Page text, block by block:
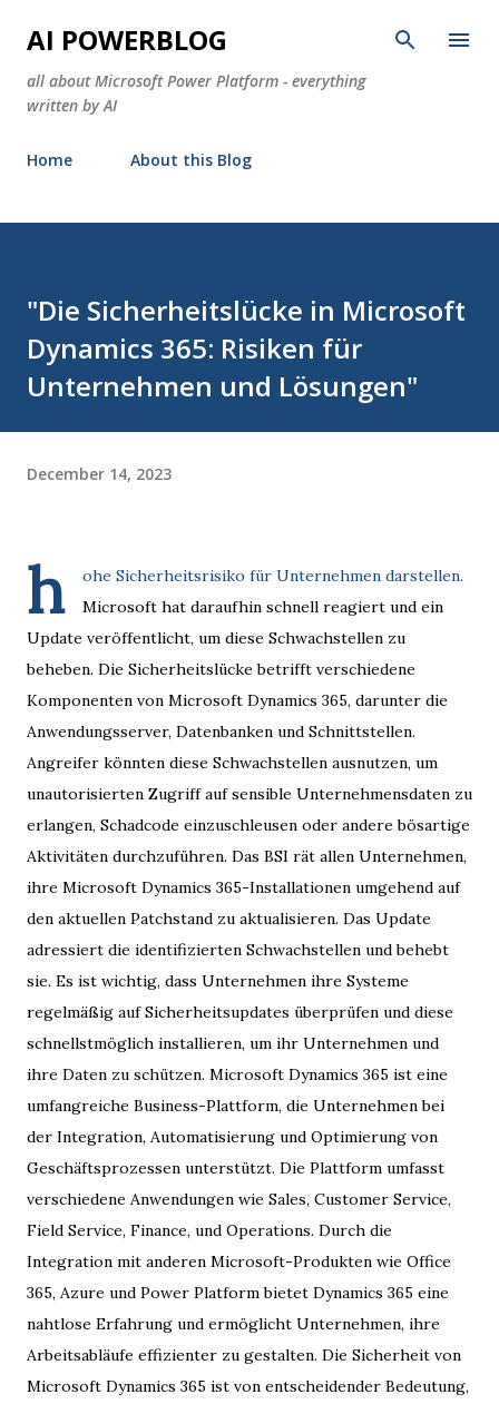
Skip to main content
AI POWERBLOG
all about Microsoft Power Platform - everything
written by AI
Home About this Blog
"Die Sicherheitslücke in Microsoft
Dynamics 365: Risiken für
Unternehmen und Lösungen"
December 14, 2023
h
ohe Sicherheitsrisiko für Unternehmen darstellen.
Microsoft hat daraufhin schnell reagiert und ein
Update veröffentlicht, um diese Schwachstellen zu
beheben. Die Sicherheitslücke betrifft verschiedene
Komponenten von Microsoft Dynamics 365, darunter die
Anwendungsserver, Datenbanken und Schnittstellen.
Angreifer könnten diese Schwachstellen ausnutzen, um
unautorisierten Zugriff auf sensible Unternehmensdaten zu
erlangen, Schadcode einzuschleusen oder andere bösartige
Aktivitäten durchzuführen. Das BSI rät allen Unternehmen,
ihre Microsoft Dynamics 365-Installationen umgehend auf
den aktuellen Patchstand zu aktualisieren. Das Update
adressiert die identifizierten Schwachstellen und behebt
sie. Es ist wichtig, dass Unternehmen ihre Systeme
regelmäßig auf Sicherheitsupdates überprüfen und diese
schnellstmöglich installieren, um ihr Unternehmen und
ihre Daten zu schützen. Microsoft Dynamics 365 ist eine
umfangreiche Business-Plattform, die Unternehmen bei
der Integration, Automatisierung und Optimierung von
Geschäftsprozessen unterstützt. Die Plattform umfasst
verschiedene Anwendungen wie Sales, Customer Service,
Field Service, Finance, und Operations. Durch die
Integration mit anderen Microsoft-Produkten wie Office
365, Azure und Power Platform bietet Dynamics 365 eine
nahtlose Erfahrung und ermöglicht Unternehmen, ihre
Arbeitsabläufe effizienter zu gestalten. Die Sicherheit von
Microsoft Dynamics 365 ist von entscheidender Bedeutung,